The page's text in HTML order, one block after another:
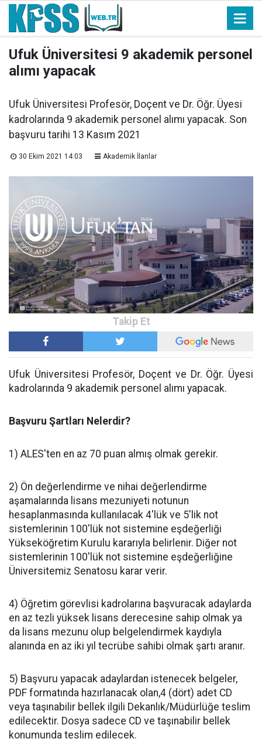
Ufuk Üniversitesi 9 akademik personel
alımı yapacak
Ufuk Üniversitesi Profesör, Doçent ve Dr. Öğr. Üyesi
kadrolarında 9 akademik personel alımı yapacak. Son
başvuru tarihi 13 Kasım 2021
30 Ekim 2021 14:03 Akademik İlanlar
Ufuk Üniversitesi Profesör, Doçent ve Dr. Öğr. Üyesi
kadrolarında 9 akademik personel alımı yapacak.
Başvuru Şartları Nelerdir?
1) ALES'ten en az 70 puan almış olmak gerekir.
2) Ön değerlendirme ve nihai değerlendirme
aşamalarında lisans mezuniyeti notunun
hesaplanmasında kullanılacak 4'lük ve 5'lik not
sistemlerinin 100'lük not sistemine eşdeğerliği
Yükseköğretim Kurulu kararıyla belirlenir. Diğer not
sistemlerinin 100'lük not sistemine eşdeğerliğine
Üniversitemiz Senatosu karar verir.
4) Öğretim görevlisi kadrolarına başvuracak adaylarda
en az tezli yüksek lisans derecesine sahip olmak ya
da lisans mezunu olup belgelendirmek kaydıyla
alanında en az iki yıl tecrübe sahibi olmak şartı aranır.
5) Başvuru yapacak adaylardan istenecek belgeler,
PDF formatında hazırlanacak olan,4 (dört) adet CD
veya taşınabilir bellek ilgili Dekanlık/Müdürlüğe teslim
edilecektir. Dosya sadece CD ve taşınabilir bellek
konumunda teslim edilecek.